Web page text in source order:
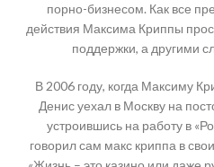
порно-бизнесом. Как все
действия Максима Криппы
поддержки, а другими
В 2006 году, когда Максиму
Денис уехал в Москву на
устроившись на работу в
говорил сам макс криппа в